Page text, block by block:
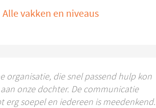
Alle vakken en niveaus
organisatie, die snel passend hulp kon
onze dochter. De communicatie
erg soepel en iedereen is meedenkend.